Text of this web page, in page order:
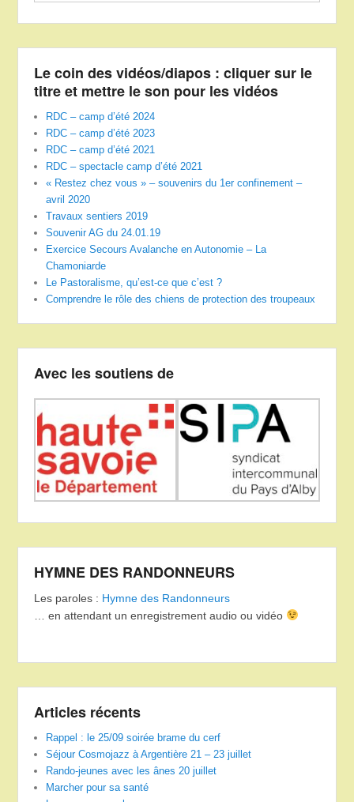
Le coin des vidéos/diapos : cliquer sur le
titre et mettre le son pour les vidéos
RDC – camp d’été 2024
RDC – camp d’été 2023
RDC – camp d’été 2021
RDC – spectacle camp d’été 2021
« Restez chez vous » – souvenirs du 1er confinement –
avril 2020
Travaux sentiers 2019
Souvenir AG du 24.01.19
Exercice Secours Avalanche en Autonomie – La
Chamoniarde
Le Pastoralisme, qu’est-ce que c’est ?
Comprendre le rôle des chiens de protection des troupeaux
Avec les soutiens de
HYMNE DES RANDONNEURS
Les paroles : Hymne des Randonneurs
… en attendant un enregistrement audio ou vidéo
Articles récents
Rappel : le 25/09 soirée brame du cerf
Séjour Cosmojazz à Argentière 21 – 23 juillet
Rando-jeunes avec les ânes 20 juillet
Marcher pour sa santé